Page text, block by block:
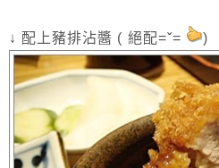
↓ 配上豬排沾醬 ( 絕配=ˇ= )